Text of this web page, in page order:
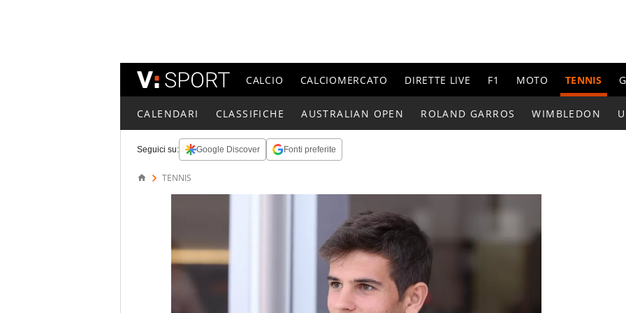
CALCIO CALCIOMERCATO DIRETTE LIVE F1 MOTO TENNIS
CALENDARI CLASSIFICHE AUSTRALIAN OPEN ROLAND GARROS WIMBLEDON
Seguici su: Google Discover Fonti preferite
TENNIS